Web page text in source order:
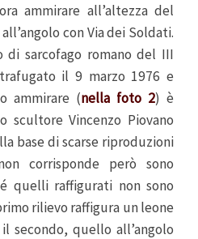
ammirare all’altezza del
con Via dei Soldati.
di sarcofago romano del III
il 9 marzo 1976 e
ammirare (nella foto 2) è
scultore Vincenzo Piovano
base di scarse riproduzioni
corrisponde però sono
quelli raffigurati non sono
rilievo raffigura un leone
secondo, quello all’angolo